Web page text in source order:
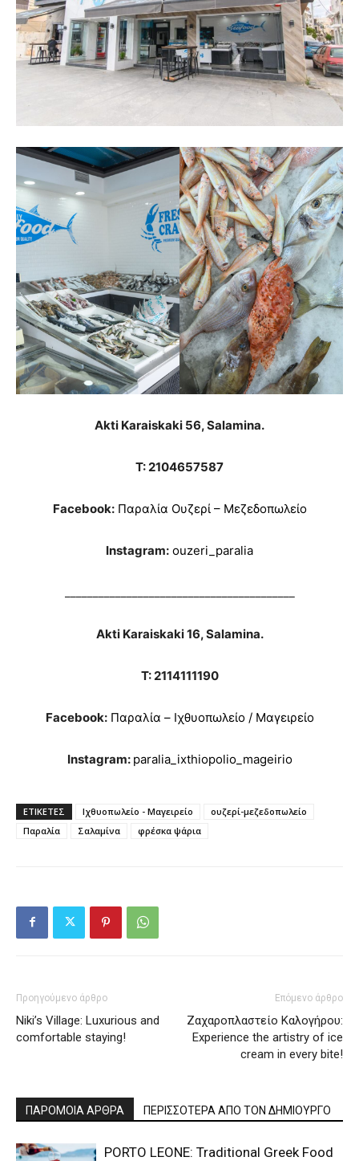
Akti Karaiskaki 56, Salamina.
T: 2104657587
Facebook: Παραλία Ουζερί – Μεζεδοπωλείο
Instagram: ouzeri_paralia
Akti Karaiskaki 16, Salamina.
T: 2114111190
Facebook: Παραλία – Ιχθυοπωλείο / Μαγειρείο
Instagram: paralia_ixthiopolio_mageirio
ΕΤΙΚΕΤΕΣ Ιχθυοπωλείο - Μαγειρείο
ουζερί-μεζεδοπωλείο
Παραλία
Σαλαμίνα φρέσκα ψάρια
Προηγούμενο άρθρο
Niki’s Village: Luxurious and
comfortable staying!
Επόμενο άρθρο
Zαχαροπλαστείο Καλογήρου:
Experience the artistry of ice
cream in every bite!
ΠΑΡΟΜΟΙΑ ΑΡΘΡΑ ΠΕΡΙΣΣΟΤΕΡΑ ΑΠΟ ΤΟΝ ΔΗΜΙΟΥΡΓΟ
PORTO LEONE: Traditional Greek Food